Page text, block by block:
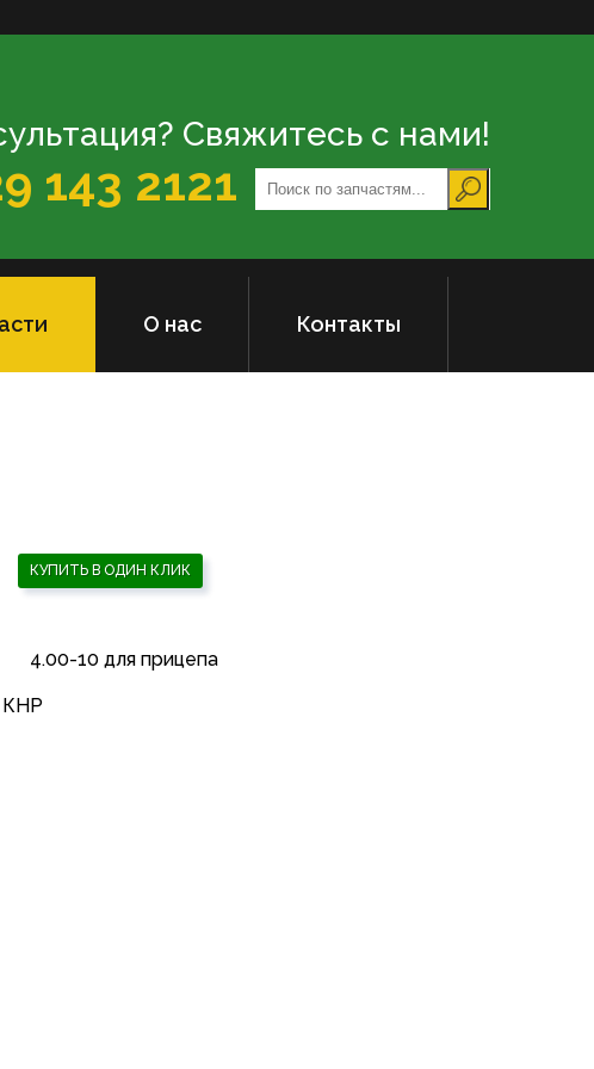
Свяжитесь с нами!
143 2121
О нас Контакты
КУПИТЬ В ОДИН КЛИК
4.00-10 для прицепа
КНР